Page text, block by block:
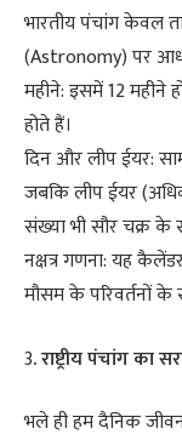
भारतीय पंचांग केवल
(Astronomy) पर
महीने: इसमें 12 महीने
होते हैं।
दिन और लीप ईयर:
जबकि लीप ईयर
संख्या भी सौर चक्र के
नक्षत्र गणना: यह
मौसम के परिवर्तनों के
3. राष्ट्रीय पंचांग का
भले ही हम दैनिक